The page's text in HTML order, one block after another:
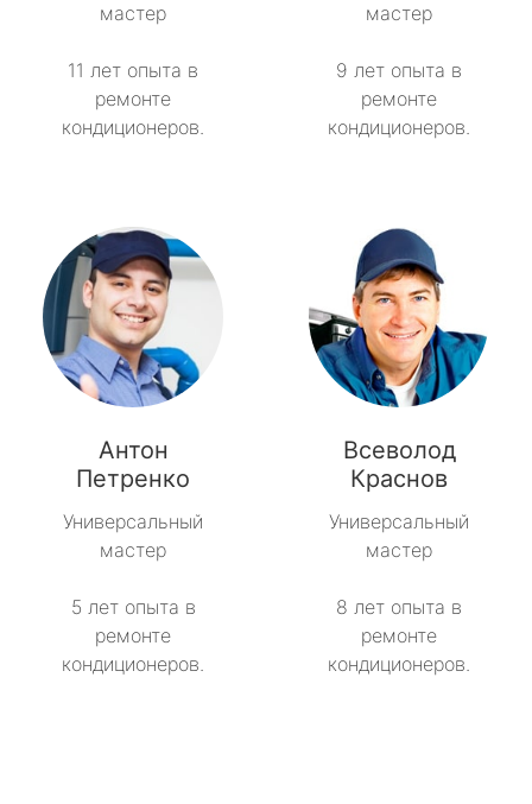
мастер
11 лет опыта в
ремонте
кондиционеров.
мастер
9 лет опыта в
ремонте
кондиционеров.
Антон
Петренко
Универсальный
мастер
5 лет опыта в
ремонте
кондиционеров.
Всеволод
Краснов
Универсальный
мастер
8 лет опыта в
ремонте
кондиционеров.